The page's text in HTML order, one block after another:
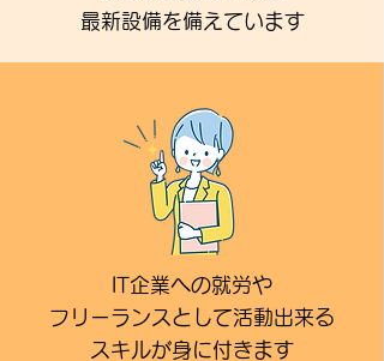
最新設備を備えています
IT企業への就労や
フリーランスとして活動出来る
スキルが身に付きます​